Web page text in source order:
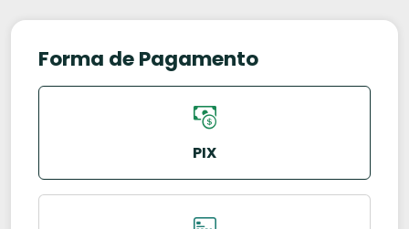
Forma de Pagamento
PIX